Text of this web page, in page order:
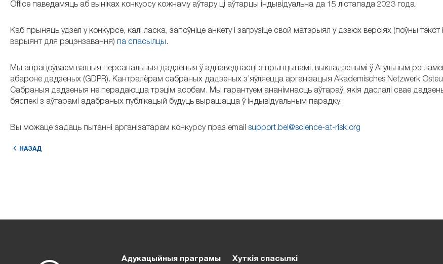
Office паведамяць аб выніках конкурсу кожнаму аўтару ці аўтарцы індывідуальна да 15 лістапада 2023 года.
Каб прыняць удзел у конкурсе, калі ласка, запоўніце анкету і загрузіце свой матэрыял у дзвюх версіях (поўны тэкст
варыянт для рэцэнзавання) па спасылцы.
Мы апрацоўваем вашыя персанальныя дадзеныя ў адпаведнасці з прынцыпамі, выкладзенымі ў Агульным
абароне дадзеных (GDPR). Кантралёрам сабраных дадзеных з’яўляецца арганізацыя Akademisches Netzwerk
Сабраныя дадзеныя не перадаюцца трэцім асобам. Мы гарантуем ананімнасць аўтараў, якія даслалі свае
бяспекі з аўтарамі адабраных публікацый будуць вырашацца ў індывідуальным парадку.
Вы можаце задаць пытанні арганізатарам конкурсу праз email support.bel@science-at-risk.org
НАЗАД
Адукацыйныя праграмы Хуткія спасылкі